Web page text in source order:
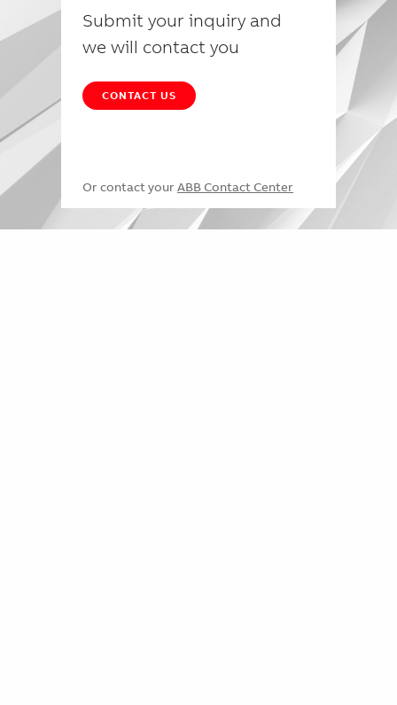
Submit your inquiry and
we will contact you
CONTACT US
Or contact your ABB Contact Center